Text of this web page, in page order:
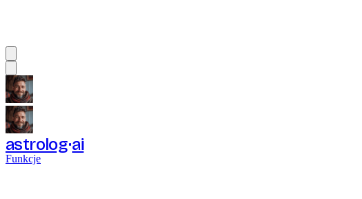
astrolog ai
Funkcje